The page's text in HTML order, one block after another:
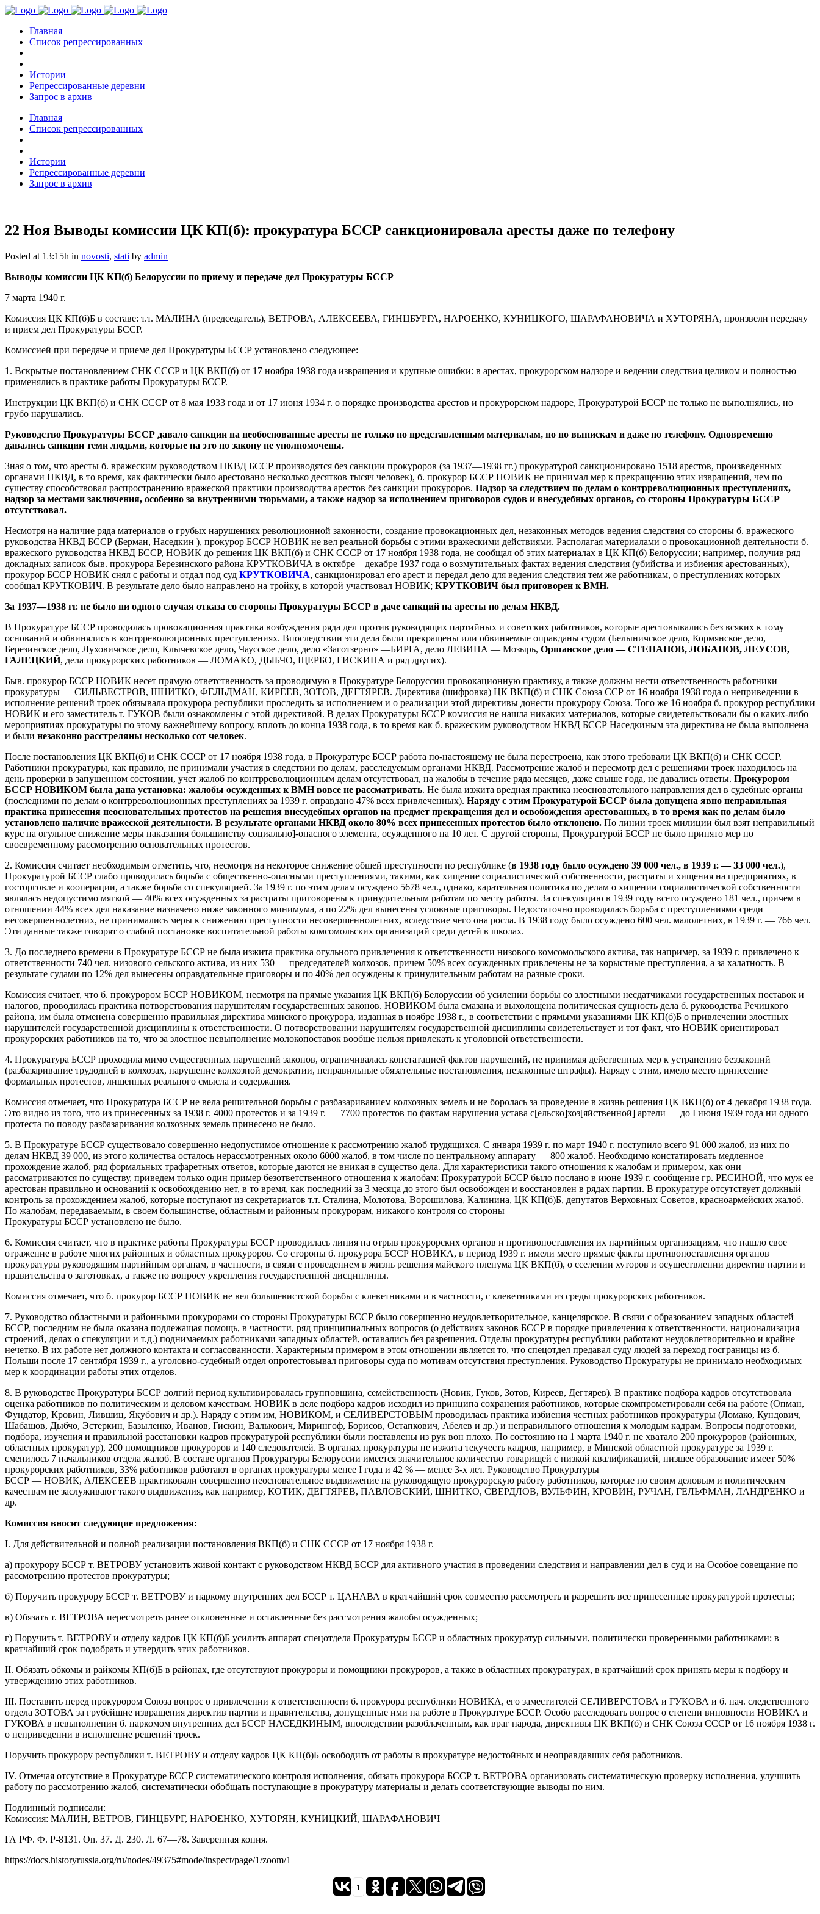
Главная
Список репрессированных
Истории
Репрессированные деревни
Запрос в архив
Главная
Список репрессированных
Истории
Репрессированные деревни
Запрос в архив
22 Ноя Выводы комиссии ЦК КП(б): прокуратура БССР санкционировала аресты даже по телефону
Posted at 13:15h in novosti, stati by admin
Выводы комиссии ЦК КП(б) Белоруссии по приему и передаче дел Прокуратуры БССР
7 марта 1940 г.
Комиссия ЦК КП(б)Б в составе: т.т. МАЛИНА (председатель), ВЕТРОВА, АЛЕКСЕЕВА, ГИНЦБУРГА, НАРОЕНКО, КУНИЦКОГО, ШАРАФАНОВИЧА и ХУТОРЯНА, произвели передачу
и прием дел Прокуратуры БССР.
Комиссией при передаче и приеме дел Прокуратуры БССР установлено следующее:
1. Вскрытые постановлением СНК СССР и ЦК ВКП(б) от 17 ноября 1938 года извращения и крупные ошибки: в арестах, прокурорском надзоре и ведении следствия целиком и полностью
применялись в практике работы Прокуратуры БССР.
Инструкции ЦК ВКП(б) и СНК СССР от 8 мая 1933 года и от 17 июня 1934 г. о порядке производства арестов и прокурорском надзоре, Прокуратурой БССР не только не выполнялись, но
грубо нарушались.
Руководство Прокуратуры БССР давало санкции на необоснованные аресты не только по представленным материалам, но по выпискам и даже по телефону. Одновременно
давались санкции теми людьми, которые на это по закону не уполномочены.
Зная о том, что аресты б. вражеским руководством НКВД БССР производятся без санкции прокуроров (за 1937—1938 гг.) прокуратурой санкционировано 1518 арестов, произведенных
органами НКВД, в то время, как фактически было арестовано несколько десятков тысяч человек), б. прокурор БССР НОВИК не принимал мер к прекращению этих извращений, чем по
существу способствовал распространению вражеской практики производства арестов без санкции прокуроров. Надзор за следствием по делам о контрреволюционных преступлениях,
надзор за местами заключения, особенно за внутренними тюрьмами, а также надзор за исполнением приговоров судов и внесудебных органов, со стороны Прокуратуры БССР
отсутствовал.
Несмотря на наличие ряда материалов о грубых нарушениях революционной законности, создание провокационных дел, незаконных методов ведения следствия со стороны б. вражеского
руководства НКВД БССР (Берман, Наседкин ), прокурор БССР НОВИК не вел реальной борьбы с этими вражескими действиями. Располагая материалами о провокационной деятельности б.
вражеского руководства НКВД БССР, НОВИК до решения ЦК ВКП(б) и СНК СССР от 17 ноября 1938 года, не сообщал об этих материалах в ЦК КП(б) Белоруссии; например, получив ряд
докладных записок быв. прокурора Березинского района КРУТКОВИЧА в октябре—декабре 1937 года о возмутительных фактах ведения следствия (убийства и избиения арестованных),
прокурор БССР НОВИК снял с работы и отдал под суд КРУТКОВИЧА, санкционировал его арест и передал дело для ведения следствия тем же работникам, о преступлениях которых
сообщал КРУТКОВИЧ. В результате дело было направлено на тройку, в которой участвовал НОВИК; КРУТКОВИЧ был приговорен к ВМН.
За 1937—1938 гг. не было ни одного случая отказа со стороны Прокуратуры БССР в даче санкций на аресты по делам НКВД.
В Прокуратуре БССР проводилась провокационная практика возбуждения ряда дел против руководящих партийных и советских работников, которые арестовывались без всяких к тому
оснований и обвинялись в контрреволюционных преступлениях. Впоследствии эти дела были прекращены или обвиняемые оправданы судом (Белыничское дело, Кормянское дело,
Березинское дело, Луховичское дело, Клычевское дело, Чаусское дело, дело «Заготзерно» —БИРГА, дело ЛЕВИНА — Мозырь, Оршанское дело — СТЕПАНОВ, ЛОБАНОВ, ЛЕУСОВ,
ГАЛЕЦКИЙ, дела прокурорских работников — ЛОМАКО, ДЫБЧО, ЩЕРБО, ГИСКИНА и ряд других).
Быв. прокурор БССР НОВИК несет прямую ответственность за проводимую в Прокуратуре Белоруссии провокационную практику, а также должны нести ответственность работники
прокуратуры — СИЛЬВЕСТРОВ, ШНИТКО, ФЕЛЬДМАН, КИРЕЕВ, ЗОТОВ, ДЕГТЯРЕВ. Директива (шифровка) ЦК ВКП(б) и СНК Союза ССР от 16 ноября 1938 года о неприведении в
исполнение решений троек обязывала прокурора республики проследить за исполнением и о реализации этой директивы донести прокурору Союза. Того же 16 ноября б. прокурор республики
НОВИК и его заместитель т. ГУКОВ были ознакомлены с этой директивой. В делах Прокуратуры БССР комиссия не нашла никаких материалов, которые свидетельствовали бы о каких-либо
мероприятиях прокуратуры по этому важнейшему вопросу, вплоть до конца 1938 года, в то время как б. вражеским руководством НКВД БССР Наседкиным эта директива не была выполнена
и были незаконно расстреляны несколько сот человек.
После постановления ЦК ВКП(б) и СНК СССР от 17 ноября 1938 года, в Прокуратуре БССР работа по-настоящему не была перестроена, как этого требовали ЦК ВКП(б) и СНК СССР.
Работники прокуратуры, как правило, не принимали участия в следствии по делам, расследуемым органами НКВД. Рассмотрение жалоб и пересмотр дел с решениями троек находилось на
день проверки в запущенном состоянии, учет жалоб по контрреволюционным делам отсутствовал, на жалобы в течение ряда месяцев, даже свыше года, не давались ответы. Прокурором
БССР НОВИКОМ была дана установка: жалобы осужденных к ВМН вовсе не рассматривать. Не была изжита вредная практика неосновательного направления дел в судебные органы
(последними по делам о контрреволюционных преступлениях за 1939 г. оправдано 47% всех привлеченных). Наряду с этим Прокуратурой БССР была допущена явно неправильная
практика принесения неосновательных протестов на решения внесудебных органов на предмет прекращения дел и освобождения арестованных, в то время как по делам было
установлено наличие вражеской деятельности. В результате органами НКВД около 80% всех принесенных протестов было отклонено. По линии троек милиции был взят неправильный
курс на огульное снижение меры наказания большинству социально]-опасного элемента, осужденного на 10 лет. С другой стороны, Прокуратурой БССР не было принято мер по
своевременному рассмотрению основательных протестов.
2. Комиссия считает необходимым отметить, что, несмотря на некоторое снижение общей преступности по республике (в 1938 году было осуждено 39 000 чел., в 1939 г. — 33 000 чел.),
Прокуратурой БССР слабо проводилась борьба с общественно-опасными преступлениями, такими, как хищение социалистической собственности, растраты и хищения на предприятиях, в
госторговле и кооперации, а также борьба со спекуляцией. За 1939 г. по этим делам осуждено 5678 чел., однако, карательная политика по делам о хищении социалистической собственности
являлась недопустимо мягкой — 40% всех осужденных за растраты приговорены к принудительным работам по месту работы. За спекуляцию в 1939 году всего осуждено 181 чел., причем в
отношении 44% всех дел наказание назначено ниже законного минимума, а по 22% дел вынесены условные приговоры. Недостаточно проводилась борьба с преступлениями среди
несовершеннолетних, не принимались меры к снижению преступности несовершеннолетних, вследствие чего она росла. В 1938 году было осуждено 600 чел. малолетних, в 1939 г. — 766 чел.
Эти данные также говорят о слабой постановке воспитательной работы комсомольских организаций среди детей в школах.
3. До последнего времени в Прокуратуре БССР не была изжита практика огульного привлечения к ответственности низового комсомольского актива, так например, за 1939 г. привлечено к
ответственности 740 чел. низового сельского актива, из них 530 — председателей колхозов, причем 50% всех осужденных привлечены не за корыстные преступления, а за халатность. В
результате судами по 12% дел вынесены оправдательные приговоры и по 40% дел осуждены к принудительным работам на разные сроки.
Комиссия считает, что б. прокурором БССР НОВИКОМ, несмотря на прямые указания ЦК ВКП(б) Белоруссии об усилении борьбы со злостными несдатчиками государственных поставок и
налогов, проводилась практика потворствования нарушителям государственных законов. НОВИКОМ была смазана и выхолощена политическая сущность дела б. руководства Речицкого
района, им была отменена совершенно правильная директива минского прокурора, изданная в ноябре 1938 г., в соответствии с прямыми указаниями ЦК КП(б)Б о привлечении злостных
нарушителей государственной дисциплины к ответственности. О потворствовании нарушителям государственной дисциплины свидетельствует и тот факт, что НОВИК ориентировал
прокурорских работников на то, что за злостное невыполнение молокопоставок вообще нельзя привлекать к уголовной ответственности.
4. Прокуратура БССР проходила мимо существенных нарушений законов, ограничивалась констатацией фактов нарушений, не принимая действенных мер к устранению беззаконий
(разбазаривание трудодней в колхозах, нарушение колхозной демократии, неправильные обязательные постановления, незаконные штрафы). Наряду с этим, имело место принесение
формальных протестов, лишенных реального смысла и содержания.
Комиссия отмечает, что Прокуратура БССР не вела решительной борьбы с разбазариванием колхозных земель и не боролась за проведение в жизнь решения ЦК ВКП(б) от 4 декабря 1938 года.
Это видно из того, что из принесенных за 1938 г. 4000 протестов и за 1939 г. — 7700 протестов по фактам нарушения устава с[ельско]хоз[яйственной] артели — до I июня 1939 года ни одного
протеста по поводу разбазаривания колхозных земель принесено не было.
5. В Прокуратуре БССР существовало совершенно недопустимое отношение к рассмотрению жалоб трудящихся. С января 1939 г. по март 1940 г. поступило всего 91 000 жалоб, из них по
делам НКВД 39 000, из этого количества осталось нерассмотренных около 6000 жалоб, в том числе по центральному аппарату — 800 жалоб. Необходимо констатировать медленное
прохождение жалоб, ряд формальных трафаретных ответов, которые даются не вникая в существо дела. Для характеристики такого отношения к жалобам и примером, как они
рассматриваются по существу, приведем только один пример безответственного отношения к жалобам: Прокуратурой БССР было послано в июне 1939 г. сообщение гр. РЕСИНОЙ, что муж ее
арестован правильно и оснований к освобождению нет, в то время, как последний за 3 месяца до этого был освобожден и восстановлен в рядах партии. В прокуратуре отсутствует должный
контроль за прохождением жалоб, которые поступают из секретариатов т.т. Сталина, Молотова, Ворошилова, Калинина, ЦК КП(б)Б, депутатов Верховных Советов, красноармейских жалоб.
По жалобам, передаваемым, в своем большинстве, областным и районным прокурорам, никакого контроля со стороны
Прокуратуры БССР установлено не было.
6. Комиссия считает, что в практике работы Прокуратуры БССР проводилась линия на отрыв прокурорских органов и противопоставления их партийным организациям, что нашло свое
отражение в работе многих районных и областных прокуроров. Со стороны б. прокурора БССР НОВИКА, в период 1939 г. имели место прямые факты противопоставления органов
прокуратуры руководящим партийным органам, в частности, в связи с проведением в жизнь решения майского пленума ЦК ВКП(б), о сселении хуторов и осуществлении директив партии и
правительства о заготовках, а также по вопросу укрепления государственной дисциплины.
Комиссия отмечает, что б. прокурор БССР НОВИК не вел большевистской борьбы с клеветниками и в частности, с клеветниками из среды прокурорских работников.
7. Руководство областными и районными прокурорами со стороны Прокуратуры БССР было совершенно неудовлетворительное, канцелярское. В связи с образованием западных областей
БССР, последним не была оказана подлежащая помощь, в частности, ряд принципиальных вопросов (о действиях законов БССР в порядке привлечения к ответственности, национализация
строений, делах о спекуляции и т.д.) поднимаемых работниками западных областей, оставались без разрешения. Отделы прокуратуры республики работают неудовлетворительно и крайне
нечетко. В их работе нет должного контакта и согласованности. Характерным примером в этом отношении является то, что спецотдел предавал суду людей за переход госграницы из б.
Польши после 17 сентября 1939 г., а уголовно-судебный отдел опротестовывал приговоры суда по мотивам отсутствия преступления. Руководство Прокуратуры не принимало необходимых
мер к координации работы этих отделов.
8. В руководстве Прокуратуры БССР долгий период культивировалась групповщина, семейственность (Новик, Гуков, Зотов, Киреев, Дегтярев). В практике подбора кадров отсутствовала
оценка работников по политическим и деловом качествам. НОВИК в деле подбора кадров исходил из принципа сохранения работников, которые скомпрометировали себя на работе (Опман,
Фундатор, Кровин, Лившиц, Якубович и др.). Наряду с этим им, НОВИКОМ, и СЕЛИВЕРСТОВЫМ проводилась практика избиения честных работников прокуратуры (Ломако, Кундович,
Шабашов, Дыбчо, Эстеркин, Базыленко, Иванов, Гискин, Валькович, Мирингоф, Борисов, Остапкович, Абелев и др.) и неправильного отношения к молодым кадрам. Вопросы подготовки,
подбора, изучения и правильной расстановки кадров прокуратурой республики были поставлены из рук вон плохо. По состоянию на 1 марта 1940 г. не хватало 200 прокуроров (районных,
областных прокуратур), 200 помощников прокуроров и 140 следователей. В органах прокуратуры не изжита текучесть кадров, например, в Минской областной прокуратуре за 1939 г.
сменилось 7 начальников отдела жалоб. В составе органов Прокуратуры Белоруссии имеется значительное количество товарищей с низкой квалификацией, низшее образование имеет 50%
прокурорских работников, 33% работников работают в органах прокуратуры менее I года и 42 % — менее 3-х лет. Руководство Прокуратуры
БССР — НОВИК, АЛЕКСЕЕВ практиковали совершенно неосновательное выдвижение на руководящую прокурорскую работу работников, которые по своим деловым и политическим
качествам не заслуживают такого выдвижения, как например, КОТИК, ДЕГТЯРЕВ, ПАВЛОВСКИЙ, ШНИТКО, СВЕРДЛОВ, ВУЛЬФИН, КРОВИН, РУЧАН, ГЕЛЬФМАН, ЛАНДРЕНКО и
др.
Комиссия вносит следующие предложения:
I. Для действительной и полной реализации постановления ВКП(б) и СНК СССР от 17 ноября 1938 г.
а) прокурору БССР т. ВЕТРОВУ установить живой контакт с руководством НКВД БССР для активного участия в проведении следствия и направлении дел в суд и на Особое совещание по
рассмотрению протестов прокуратуры;
б) Поручить прокурору БССР т. ВЕТРОВУ и наркому внутренних дел БССР т. ЦАНАВА в кратчайший срок совместно рассмотреть и разрешить все принесенные прокуратурой протесты;
в) Обязать т. ВЕТРОВА пересмотреть ранее отклоненные и оставленные без рассмотрения жалобы осужденных;
г) Поручить т. ВЕТРОВУ и отделу кадров ЦК КП(б)Б усилить аппарат спецотдела Прокуратуры БССР и областных прокуратур сильными, политически проверенными работниками; в
кратчайший срок подобрать и утвердить этих работников.
II. Обязать обкомы и райкомы КП(б)Б в районах, где отсутствуют прокуроры и помощники прокуроров, а также в областных прокуратурах, в кратчайший срок принять меры к подбору и
утверждению этих работников.
III. Поставить перед прокурором Союза вопрос о привлечении к ответственности б. прокурора республики НОВИКА, его заместителей СЕЛИВЕРСТОВА и ГУКОВА и б. нач. следственного
отдела ЗОТОВА за грубейшие извращения директив партии и правительства, допущенные ими на работе в Прокуратуре БССР. Особо расследовать вопрос о степени виновности НОВИКА и
ГУКОВА в невыполнении б. наркомом внутренних дел БССР НАСЕДКИНЫМ, впоследствии разоблаченным, как враг народа, директивы ЦК ВКП(б) и СНК Союза СССР от 16 ноября 1938 г.
о неприведении в исполнение решений троек.
Поручить прокурору республики т. ВЕТРОВУ и отделу кадров ЦК КП(б)Б освободить от работы в прокуратуре недостойных и неоправдавших себя работников.
IV. Отмечая отсутствие в Прокуратуре БССР систематического контроля исполнения, обязать прокурора БССР т. ВЕТРОВА организовать систематическую проверку исполнения, улучшить
работу по рассмотрению жалоб, систематически обобщать поступающие в прокуратуру материалы и делать соответствующие выводы по ним.
Подлинный подписали:
Комиссия: МАЛИН, ВЕТРОВ, ГИНЦБУРГ, НАРОЕНКО, ХУТОРЯН, КУНИЦКИЙ, ШАРАФАНОВИЧ
ГА РФ. Ф. P-8131. On. 37. Д. 230. Л. 67—78. Заверенная копия.
https://docs.historyrussia.org/ru/nodes/49375#mode/inspect/page/1/zoom/1
1